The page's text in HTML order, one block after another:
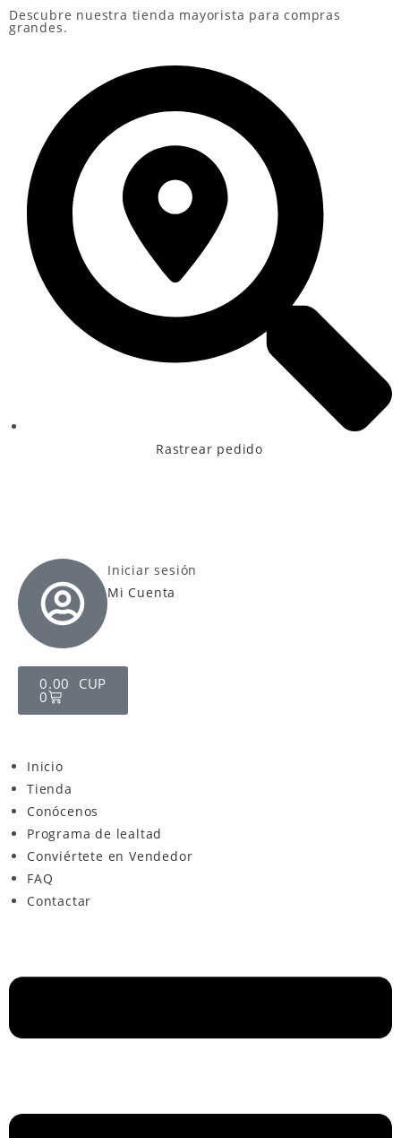
Descubre nuestra tienda mayorista para compras
grandes.
Rastrear pedido
Iniciar sesión
Mi Cuenta
0.00 CUP
0
Inicio
Tienda
Conócenos
Programa de lealtad
Conviértete en Vendedor
FAQ
Contactar